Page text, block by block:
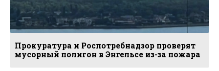
Прокуратура и Роспотребнадзор проверят
мусорный полигон в Энгельсе из-за пожара